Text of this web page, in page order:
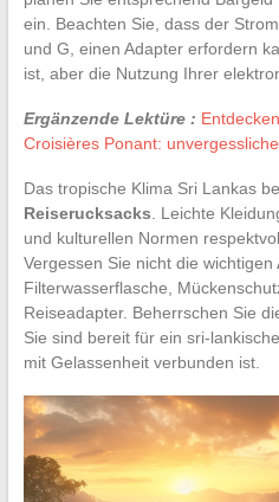
ein. Beachten Sie, dass der
und G, einen Adapter erfordern
ist, aber die Nutzung Ihrer
Ergänzende Lektüre :
Croisières Ponant:
Das tropische Klima Sri Lankas
Reiserucksacks . Leichte
und kulturellen Normen
Vergessen Sie nicht die wichtigen
Filterwasserflasche,
Reiseadapter. Beherrschen Sie
Sie sind bereit für ein sri-
mit Gelassenheit verbunden ist.